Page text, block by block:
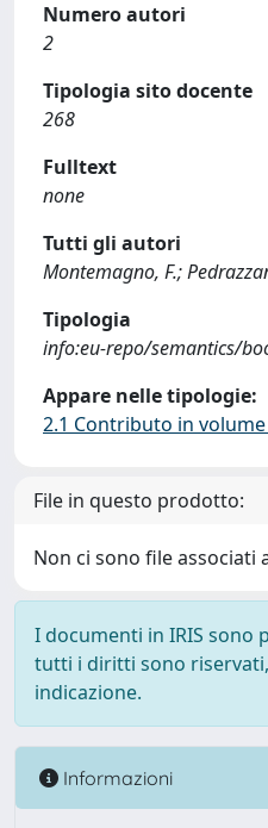
Numero autori
2
Tipologia sito docente
268
Fulltext
none
Tutti gli autori
Montemagno, F.;
Tipologia
info:eu-repo/semantics/
Appare nelle tipologie:
2.1 Contributo in
File in questo prodotto:
Non ci sono file associati
I documenti in IRIS sono
tutti i diritti sono
indicazione.
Informazioni